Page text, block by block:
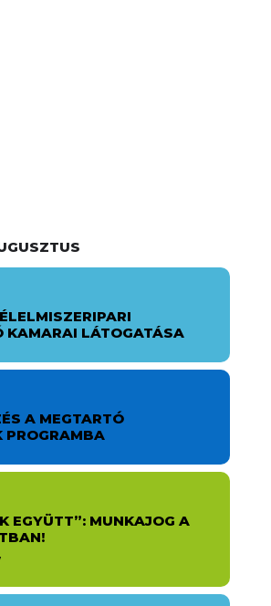
KAMARAI LÁTOGATÁSA
A MEGTARTÓ
PROGRAMBA
EGYÜTT”: MUNKAJOG A